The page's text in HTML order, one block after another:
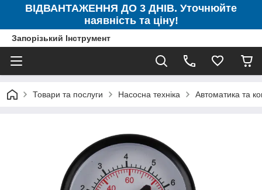
ВІДВАНТАЖЕННЯ ДО 3 ДНІВ. Уточнюйте
наявність та ціну!
Запорізький Інструмент
Товари та послуги Насосна техніка Автоматика та